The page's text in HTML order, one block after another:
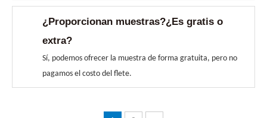
¿Proporcionan muestras?¿Es gratis o
extra?
Sí, podemos ofrecer la muestra de forma gratuita, pero no
pagamos el costo del flete.